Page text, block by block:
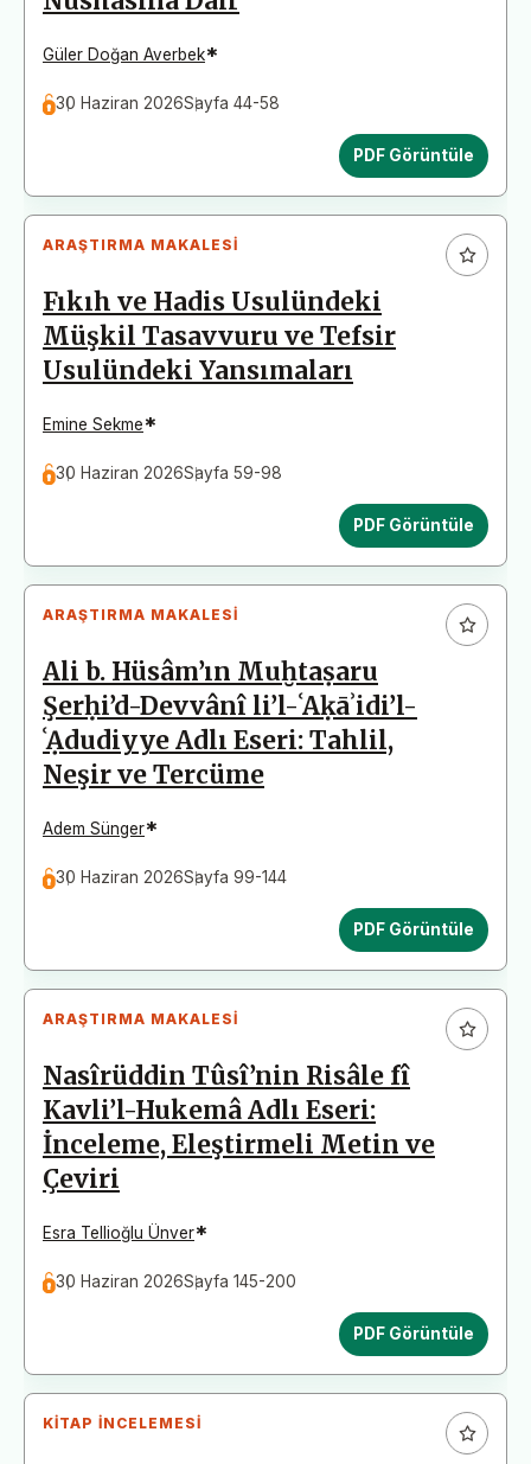
Güler Doğan Averbek*
30 Haziran 2026Sayfa 44-58
PDF Görüntüle
ARAŞTIRMA MAKALESI
Fıkıh ve Hadis Usulündeki
Müşkil Tasavvuru ve Tefsir
Usulündeki Yansımaları
Emine Sekme*
30 Haziran 2026Sayfa 59-98
PDF Görüntüle
ARAŞTIRMA MAKALESI
Ali b. Hüsâm’ın Muḫtaṣaru
Şerḥi’d-Devvânî li’l-ʿAḳāʾidi’l-
ʿẠdudiyye Adlı Eseri: Tahlil,
Neşir ve Tercüme
Adem Sünger*
30 Haziran 2026Sayfa 99-144
PDF Görüntüle
ARAŞTIRMA MAKALESI
Nasîrüddin Tûsî’nin Risâle fî
Kavli’l-Hukemâ Adlı Eseri:
İnceleme, Eleştirmeli Metin ve
Çeviri
Esra Tellioğlu Ünver*
30 Haziran 2026Sayfa 145-200
PDF Görüntüle
KITAP İNCELEMESI